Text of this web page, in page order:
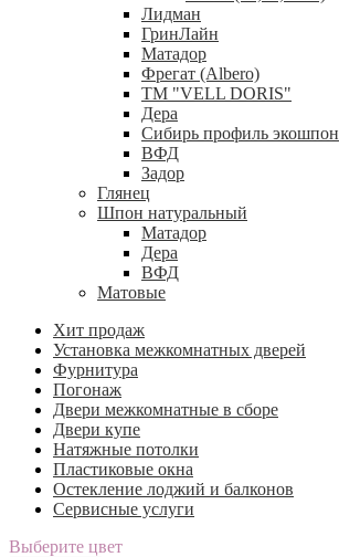
Лидман
ГринЛайн
Матадор
Фрегат (Albero)
ТМ "VELL DORIS"
Дера
Сибирь профиль экошпон
ВФД
Задор
Глянец
Шпон натуральный
Матадор
Дера
ВФД
Матовые
Хит продаж
Установка межкомнатных дверей
Фурнитура
Погонаж
Двери межкомнатные в сборе
Двери купе
Натяжные потолки
Пластиковые окна
Остекление лоджий и балконов
Сервисные услуги
Выберите цвет